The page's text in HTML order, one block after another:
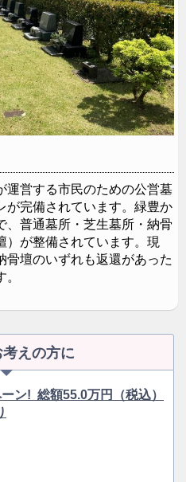
インに仕上がりました。側
ます。
が周囲と調和し、清潔感と
代を超えて安心して受け継
祀るにふさわしい佇まいで
運営する市民のための公営墓
が完備されています。緑豊か
、普通墓所・芝生墓所・納骨
）が整備されています。現
骨壇のいずれも返還があった
えの方に
ン! 総額55.0万円（税込）